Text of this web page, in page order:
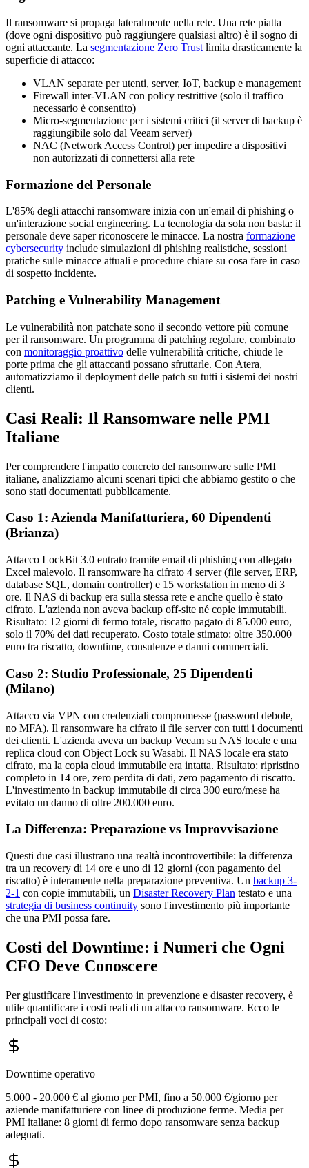
Il ransomware si propaga lateralmente nella rete. Una rete piatta
(dove ogni dispositivo può raggiungere qualsiasi altro) è il sogno di
ogni attaccante. La segmentazione Zero Trust limita drasticamente la
superficie di attacco:
VLAN separate per utenti, server, IoT, backup e management
Firewall inter-VLAN con policy restrittive (solo il traffico
necessario è consentito)
Micro-segmentazione per i sistemi critici (il server di backup è
raggiungibile solo dal Veeam server)
NAC (Network Access Control) per impedire a dispositivi
non autorizzati di connettersi alla rete
Formazione del Personale
L'85% degli attacchi ransomware inizia con un'email di phishing o
un'interazione social engineering. La tecnologia da sola non basta: il
personale deve saper riconoscere le minacce. La nostra formazione
cybersecurity include simulazioni di phishing realistiche, sessioni
pratiche sulle minacce attuali e procedure chiare su cosa fare in caso
di sospetto incidente.
Patching e Vulnerability Management
Le vulnerabilità non patchate sono il secondo vettore più comune
per il ransomware. Un programma di patching regolare, combinato
con monitoraggio proattivo delle vulnerabilità critiche, chiude le
porte prima che gli attaccanti possano sfruttarle. Con Atera,
automatizziamo il deployment delle patch su tutti i sistemi dei nostri
clienti.
Casi Reali: Il Ransomware nelle PMI
Italiane
Per comprendere l'impatto concreto del ransomware sulle PMI
italiane, analizziamo alcuni scenari tipici che abbiamo gestito o che
sono stati documentati pubblicamente.
Caso 1: Azienda Manifatturiera, 60 Dipendenti
(Brianza)
Attacco LockBit 3.0 entrato tramite email di phishing con allegato
Excel malevolo. Il ransomware ha cifrato 4 server (file server, ERP,
database SQL, domain controller) e 15 workstation in meno di 3
ore. Il NAS di backup era sulla stessa rete e anche quello è stato
cifrato. L'azienda non aveva backup off-site né copie immutabili.
Risultato: 12 giorni di fermo totale, riscatto pagato di 85.000 euro,
solo il 70% dei dati recuperato. Costo totale stimato: oltre 350.000
euro tra riscatto, downtime, consulenze e danni commerciali.
Caso 2: Studio Professionale, 25 Dipendenti
(Milano)
Attacco via VPN con credenziali compromesse (password debole,
no MFA). Il ransomware ha cifrato il file server con tutti i documenti
dei clienti. L'azienda aveva un backup Veeam su NAS locale e una
replica cloud con Object Lock su Wasabi. Il NAS locale era stato
cifrato, ma la copia cloud immutabile era intatta. Risultato: ripristino
completo in 14 ore, zero perdita di dati, zero pagamento di riscatto.
L'investimento in backup immutabile di circa 300 euro/mese ha
evitato un danno di oltre 200.000 euro.
La Differenza: Preparazione vs Improvvisazione
Questi due casi illustrano una realtà incontrovertibile: la differenza
tra un recovery di 14 ore e uno di 12 giorni (con pagamento del
riscatto) è interamente nella preparazione preventiva. Un backup 3-
2-1 con copie immutabili, un Disaster Recovery Plan testato e una
strategia di business continuity sono l'investimento più importante
che una PMI possa fare.
Costi del Downtime: i Numeri che Ogni
CFO Deve Conoscere
Per giustificare l'investimento in prevenzione e disaster recovery, è
utile quantificare i costi reali di un attacco ransomware. Ecco le
principali voci di costo:
Downtime operativo
5.000 - 20.000 € al giorno per PMI, fino a 50.000 €/giorno per
aziende manifatturiere con linee di produzione ferme. Media per
PMI italiane: 8 giorni di fermo dopo ransomware senza backup
adeguati.